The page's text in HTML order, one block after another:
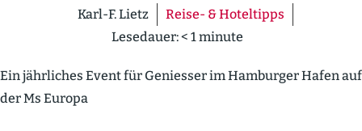
Karl-F. Lietz
Reise- & Hoteltipps
Lesedauer:< 1minute
Ein jährliches Event für Geniesser im Hamburger Hafen auf
der Ms Europa